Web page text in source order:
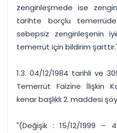
zenginleşmede ise
tarihte borçlu
sebepsiz zenginleşenin
temerrüt için bildirim
1.3. 04/12/1984 tarihli ve
Temerrüt Faizine İlişkin
kenar başlıklı 2. maddesi
"(Değişik : 15/12/1999 –